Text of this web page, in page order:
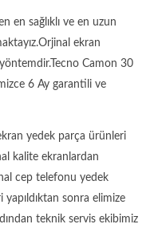
en sağlıklı ve en uzun
ekran
Camon 30
6 Ay garantili ve
yedek parça ürünleri
kalite ekranlardan
cep telefonu yedek
sonra elimize
teknik servis ekibimiz